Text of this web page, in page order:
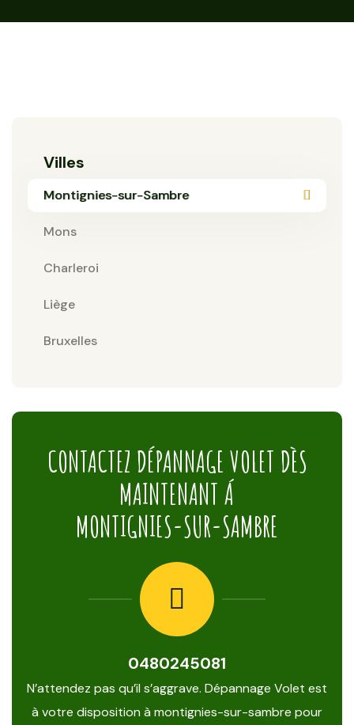
Villes
Montignies-sur-Sambre
Mons
Charleroi
Liège
Bruxelles
CONTACTEZ DÉPANNAGE VOLET DÈS
MAINTENANT Á
MONTIGNIES-SUR-SAMBRE
0480245081
N’attendez pas qu’il s’aggrave. Dépannage Volet est
à votre disposition à montignies-sur-sambre pour